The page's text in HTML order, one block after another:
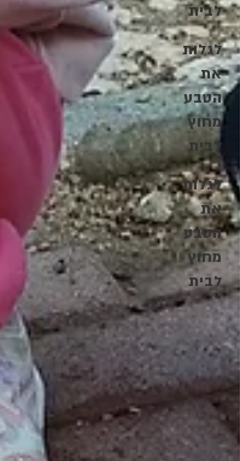
לבית
לגלות
את
הטבע
מחוץ
לבית
לגלות
את
הטבע
מחוץ
לבית